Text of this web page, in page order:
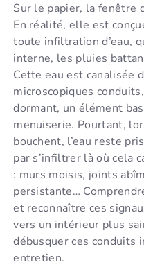
Sur le papier, la fenêtre
En réalité, elle est
toute infiltration d’eau,
interne, les pluies
Cette eau est canalisée
microscopiques
dormant, un élément
menuiserie. Pourtant,
bouchent, l’eau reste
par s’infiltrer là où cela
: murs moisis, joints
persistante…
et reconnaître ces
vers un intérieur plus
débusquer ces
entretien.